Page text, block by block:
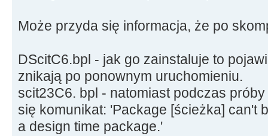
Może przyda się informacja, że po
DScitC6.bpl - jak go zainstaluje to
znikają po ponownym uruchomieniu.
scit23C6. bpl - natomiast podczas
się komunikat: 'Package [ścieżka] can't
a design time package.'